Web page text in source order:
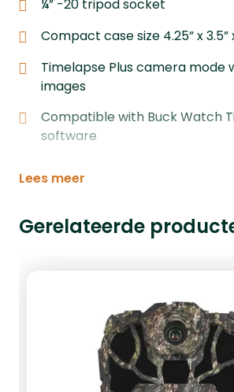
¼” -20 tripod socket
Compact case size 4.25” x 3.5”
Timelapse Plus camera mode
images
Compatible with Buck Watch
software
Lees meer
Gerelateerde